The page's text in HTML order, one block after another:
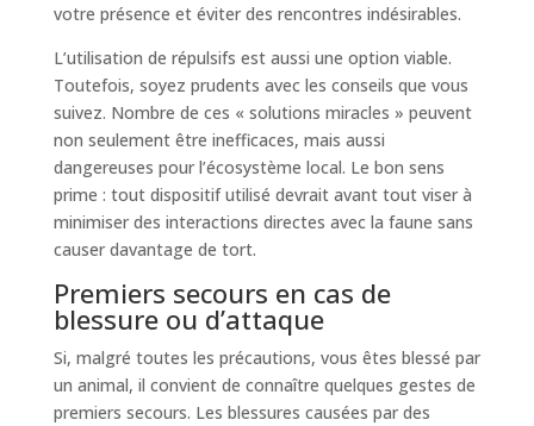
votre présence et éviter des rencontres indésirables.
L’utilisation de répulsifs est aussi une option viable.
Toutefois, soyez prudents avec les conseils que vous
suivez. Nombre de ces « solutions miracles » peuvent
non seulement être inefficaces, mais aussi
dangereuses pour l’écosystème local. Le bon sens
prime : tout dispositif utilisé devrait avant tout viser à
minimiser des interactions directes avec la faune sans
causer davantage de tort.
Premiers secours en cas de
blessure ou d’attaque
Si, malgré toutes les précautions, vous êtes blessé par
un animal, il convient de connaître quelques gestes de
premiers secours. Les blessures causées par des